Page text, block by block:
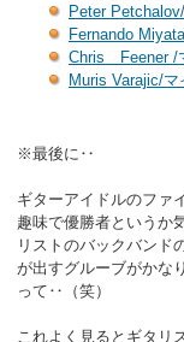
Peter
Fernando
Chris Feener /
Muris Varajic/マ
※最後に‥
ギターアイドルのファ
趣味で優勝者というか
リストのバックバンド
が出すグルーブがかな
って‥（笑）
これよく見るとギタリ